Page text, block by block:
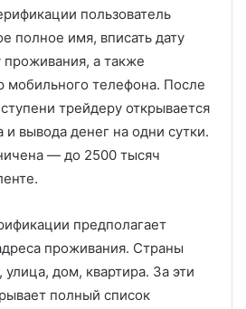
пользователь
полное имя, вписать дату
а также
мобильного телефона. После
трейдеру открывается
и вывода денег на одни сутки.
— до 2500 тысяч
предполагает
проживания. Страны
дом, квартира. За эти
полный список